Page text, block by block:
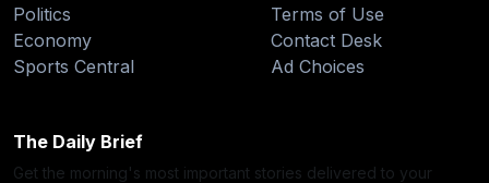
Politics
Economy
Sports Central
Terms of Use
Contact Desk
Ad Choices
The Daily Brief
Get the morning's most important stories delivered to your